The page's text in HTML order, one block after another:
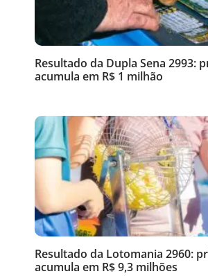
Resultado da Dupla Sena 2993:
acumula em R$ 1 milhão
Resultado da Lotomania 2960:
acumula em R$ 9,3 milhões